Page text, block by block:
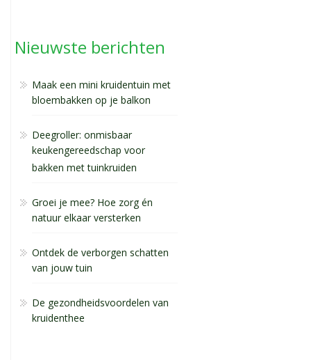
Nieuwste berichten
Maak een mini kruidentuin met
bloembakken op je balkon
Deegroller: onmisbaar
keukengereedschap voor
bakken met tuinkruiden
Groei je mee? Hoe zorg én
natuur elkaar versterken
Ontdek de verborgen schatten
van jouw tuin
De gezondheidsvoordelen van
kruidenthee